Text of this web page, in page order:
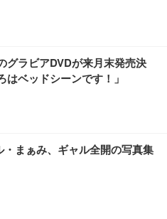
グラビアDVDが来月末発売決
はベッドシーンです！」
まぁみ、ギャル全開の写真集